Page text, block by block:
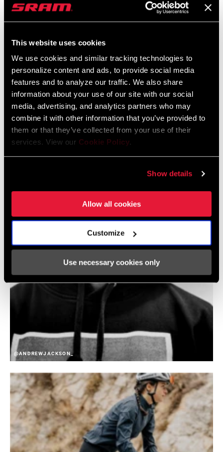
This website uses cookies
We use cookies and similar tracking technologies to
personalize content and ads, to provide social media
features and to analyze our traffic. We also share
information about your use of our site with our social
media, advertising, and analytics partners who may
combine it with other information that you’ve provided to
them or that they’ve collected from your use of their
services. View our Cookie Policy.
Show details
Allow all cookies
Customize
Use necessary cookies only
@LLORI_THE_SHARPEST
@ANDREWJACKSON_